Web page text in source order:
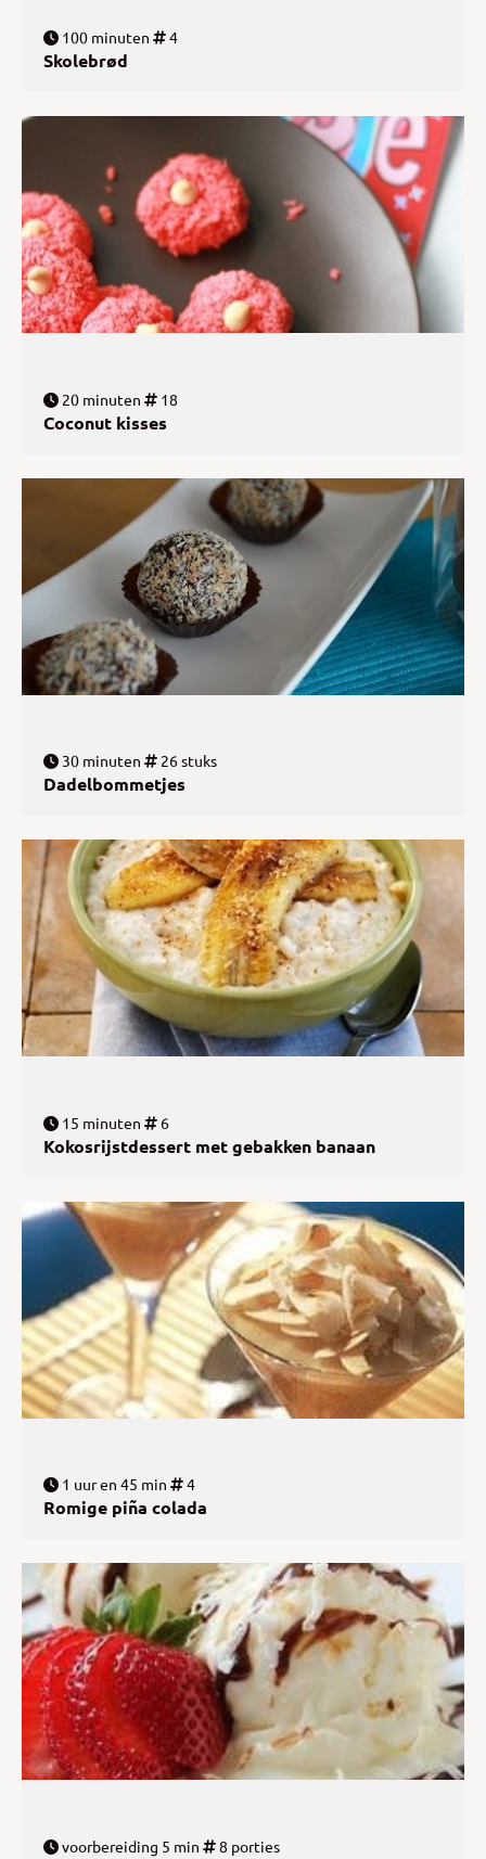
100 minuten 4
Skolebrød
20 minuten 18
Coconut kisses
30 minuten 26 stuks
Dadelbommetjes
15 minuten 6
Kokosrijstdessert met gebakken banaan
1 uur en 45 min 4
Romige piña colada
voorbereiding 5 min 8 porties